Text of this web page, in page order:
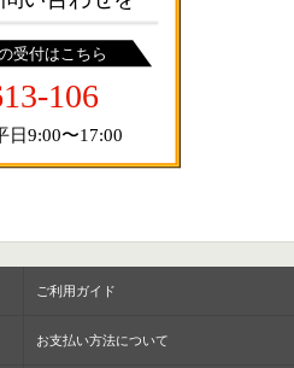
ご利用ガイド
お支払い方法について